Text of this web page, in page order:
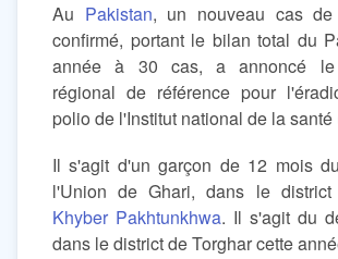
Au Pakistan, un nouveau cas
confirmé, portant le bilan total du
année à 30 cas, a annoncé le
régional de référence pour
polio de l'Institut national de la santé
Il s'agit d'un garçon de 12 mois
l'Union de Ghari, dans le
Khyber Pakhtunkhwa. Il s'agit du
dans le district de Torghar cette